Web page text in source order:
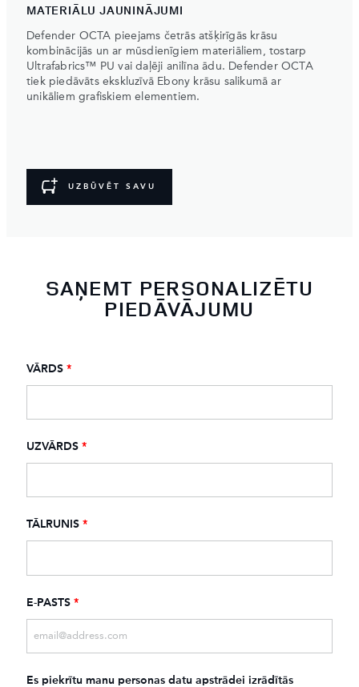
MATERIĀLU JAUNINĀJUMI
Defender OCTA pieejams četrās atšķirīgās krāsu
kombinācijās un ar mūsdienīgiem materiāliem, tostarp
Ultrafabrics™ PU vai daļēji anilīna ādu. Defender OCTA
tiek piedāvāts ekskluzīvā Ebony krāsu salikumā ar
unikāliem grafiskiem elementiem.
UZBŪVĒT SAVU
SAŅEMT PERSONALIZĒTU
PIEDĀVĀJUMU
VĀRDS *
UZVĀRDS *
TĀLRUNIS *
E-PASTS *
Es piekrītu manu personas datu apstrādei izrādītās